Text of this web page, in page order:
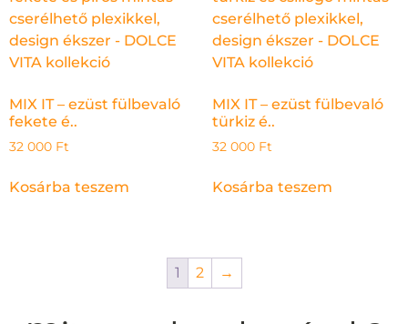
MIX IT – ezüst fülbevaló
fekete é..
32 000 Ft
Kosárba teszem
MIX IT – ezüst fülbevaló
türkiz é..
32 000 Ft
Kosárba teszem
1 2 →